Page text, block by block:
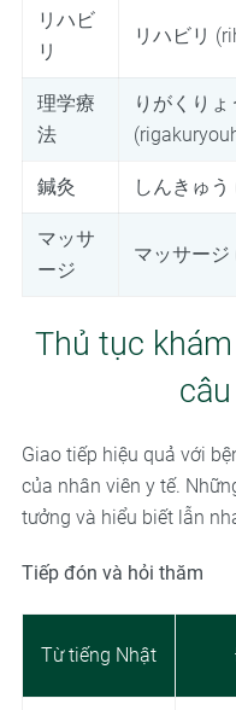
リハビ
リ
リハビリ
理学療
法
りがくりょ
鍼灸 しんきゅ
マッサ
ージ
マッサー
Thủ tục
Giao tiếp hiệu quả với
của nhân viên y tế.
tưởng và hiểu biết lẫn
Tiếp đón và hỏi thăm
Từ tiếng Nhật